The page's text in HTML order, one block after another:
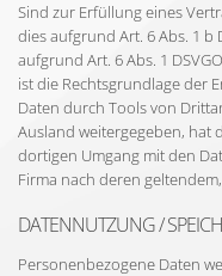
Sind zur Erfüllung eines
dies aufgrund Art. 6 Abs. 1 b
aufgrund Art. 6 Abs. 1
ist die Rechtsgrundlage der
Daten durch Tools von
Ausland weitergegeben, hat
dortigen Umgang mit den
Firma nach deren
DATENNUTZUNG /
Personenbezogene Daten